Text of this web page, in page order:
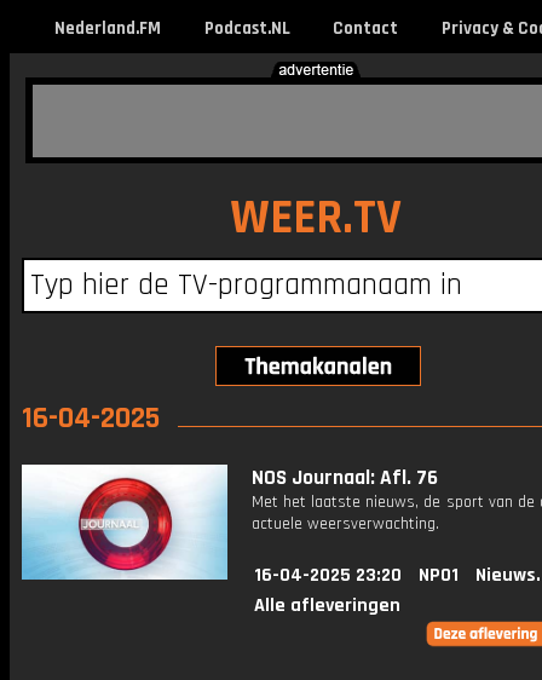
Nederland.FM Podcast.NL Contact Privacy &
WEER.TV
16-04-2025
NOS Journaal: Afl. 76
Met het laatste nieuws, de sport van de
actuele weersverwachting.
16-04-2025 23:20 NPO1
Alle afleveringen